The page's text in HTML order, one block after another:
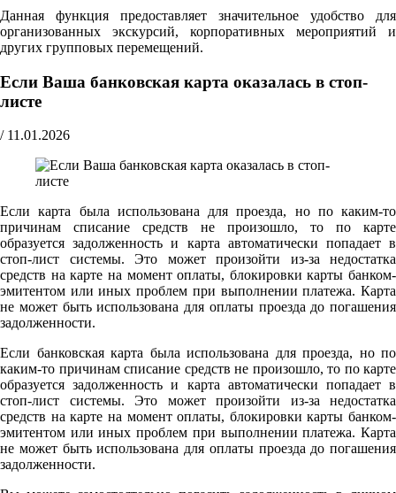
Данная функция предоставляет значительное удобство для
организованных экскурсий, корпоративных мероприятий и
других групповых перемещений.
Если Ваша банковская карта оказалась в стоп-
листе
/ 11.01.2026
Если карта была использована для проезда, но по каким-то
причинам списание средств не произошло, то по карте
образуется задолженность и карта автоматически попадает в
стоп-лист системы. Это может произойти из-за недостатка
средств на карте на момент оплаты, блокировки карты банком-
эмитентом или иных проблем при выполнении платежа. Карта
не может быть использована для оплаты проезда до погашения
задолженности.
Если банковская карта была использована для проезда, но по
каким-то причинам списание средств не произошло, то по карте
образуется задолженность и карта автоматически попадает в
стоп-лист системы. Это может произойти из-за недостатка
средств на карте на момент оплаты, блокировки карты банком-
эмитентом или иных проблем при выполнении платежа. Карта
не может быть использована для оплаты проезда до погашения
задолженности.